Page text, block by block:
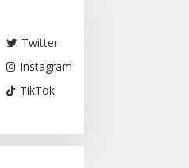
Twitter
Instagram
TikTok